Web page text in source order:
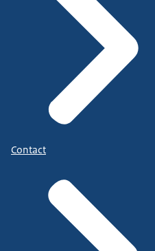
Contact